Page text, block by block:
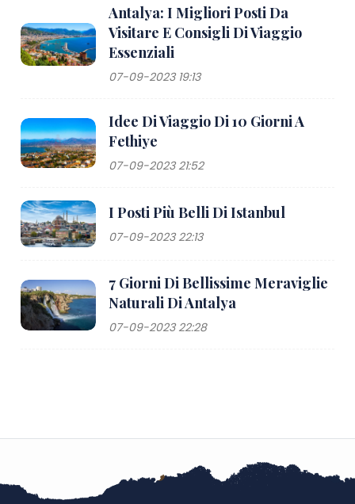
Antalya: I Migliori Posti Da
Visitare E Consigli Di Viaggio
Essenziali
07-09-2023 19:13
Idee Di Viaggio Di 10 Giorni A
Fethiye
07-09-2023 21:52
I Posti Più Belli Di Istanbul
07-09-2023 22:13
7 Giorni Di Bellissime Meraviglie
Naturali Di Antalya
07-09-2023 22:28